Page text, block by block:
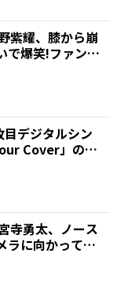
紫耀、膝から崩
で爆笑!ファン
デジタルシン
Cover」のM
寺勇太、ノース
ラに向かって三